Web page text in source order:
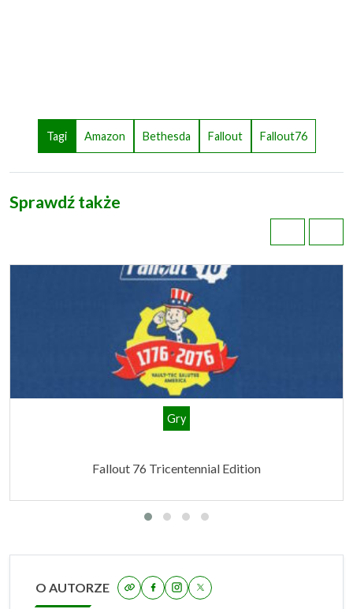
Tagi Amazon Bethesda Fallout Fallout76
Sprawdź także
Gry
Fallout 76 Tricentennial Edition
O AUTORZE